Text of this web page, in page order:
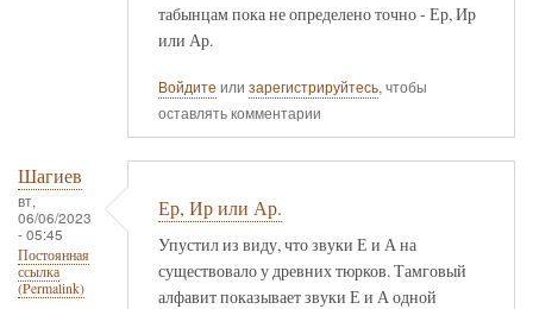
табынцам пока не определено точно - Ер, Ир
или Ар.
Войдите или зарегистрируйтесь, чтобы
оставлять комментарии
Шагиев
вт,
06/06/2023
- 05:45
Постоянная
ссылка
(Permalink)
Ер, Ир или Ар.
Упустил из виду, что звуки Е и А на
существовало у древних тюрков. Тамговый
алфавит показывает звуки Е и А одной